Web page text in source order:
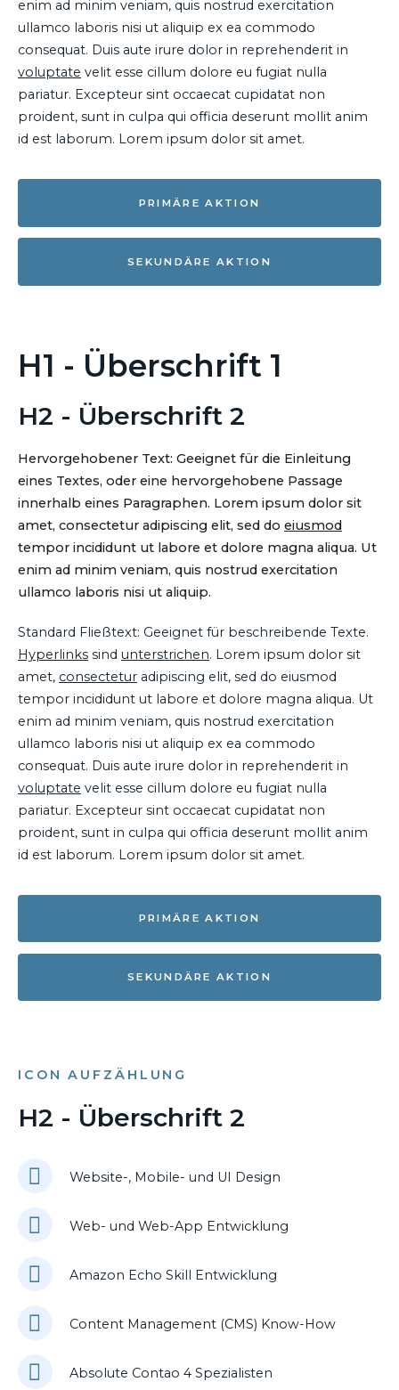
enim ad minim veniam, quis nostrud exercitation
ullamco laboris nisi ut aliquip ex ea commodo
consequat. Duis aute irure dolor in reprehenderit in
voluptate velit esse cillum dolore eu fugiat nulla
pariatur. Excepteur sint occaecat cupidatat non
proident, sunt in culpa qui officia deserunt mollit anim
id est laborum. Lorem ipsum dolor sit amet.
PRIMÄRE AKTION
SEKUNDÄRE AKTION
H1 - Überschrift 1
H2 - Überschrift 2
Hervorgehobener Text: Geeignet für die Einleitung
eines Textes, oder eine hervorgehobene Passage
innerhalb eines Paragraphen. Lorem ipsum dolor sit
amet, consectetur adipiscing elit, sed do eiusmod
tempor incididunt ut labore et dolore magna aliqua. Ut
enim ad minim veniam, quis nostrud exercitation
ullamco laboris nisi ut aliquip.
Standard Fließtext: Geeignet für beschreibende Texte.
Hyperlinks sind unterstrichen. Lorem ipsum dolor sit
amet, consectetur adipiscing elit, sed do eiusmod
tempor incididunt ut labore et dolore magna aliqua. Ut
enim ad minim veniam, quis nostrud exercitation
ullamco laboris nisi ut aliquip ex ea commodo
consequat. Duis aute irure dolor in reprehenderit in
voluptate velit esse cillum dolore eu fugiat nulla
pariatur. Excepteur sint occaecat cupidatat non
proident, sunt in culpa qui officia deserunt mollit anim
id est laborum. Lorem ipsum dolor sit amet.
PRIMÄRE AKTION
SEKUNDÄRE AKTION
ICON AUFZÄHLUNG
H2 - Überschrift 2
Website-, Mobile- und UI Design
Web- und Web-App Entwicklung
Amazon Echo Skill Entwicklung
Content Management (CMS) Know-How
Absolute Contao 4 Spezialisten